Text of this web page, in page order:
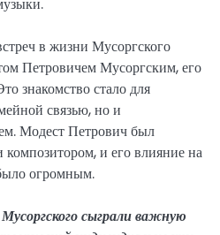
в жизни Мусоргского
Петровичем Мусоргским, его
знакомство стало для
связью, но и
Модест Петрович был
и его влияние на
огромным.
сыграли важную